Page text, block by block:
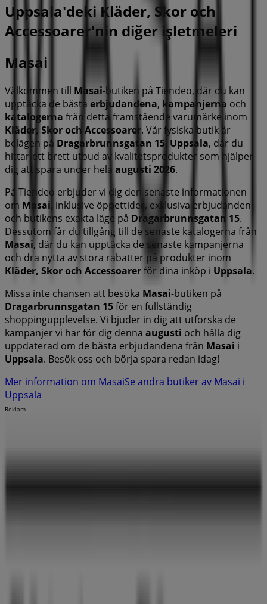
Uppsala'deki Kläder, Skor och
Accessoarer'nin diğer işletmeleri
Masai
Välkommen till Masai-butiken på Tiendeo, där du kan
upptäcka de bästa erbjudandena, kampanjerna och
katalogerna från detta framstående varumärke inom
Kläder, Skor och Accessoarer. Vår fysiska butik är
belägen på Dragarbrunnsgatan 15 Uppsala, där du
hittar ett brett utbud av kvalitetsprodukter som hjälper
dig att spara under hela augusti 2026.
På Tiendeo erbjuder vi dig den senaste informationen
om Masai , inklusive öppettider, exklusiva erbjudanden
och butikens exakta läge på Dragarbrunnsgatan 15.
Dessutom får du tillgång till de senaste katalogerna från
Masai, där du kan upptäcka de senaste kampanjerna
och dra nytta av stora rabatter på produkter inom
Kläder, Skor och Accessoarerför dina inköp i Uppsala.
Missa inte chansen att besöka Masai-butiken på
Dragarbrunnsgatan 15för en fullständig
shoppingupplevelse. Vi bjuder in dig att utforska de
kampanjer vi har för dig denna augusti och hålla dig
uppdaterad om de bästa erbjudandena från Masai i
Uppsala. Besök oss och börja spara redan idag!
Mer information om MasaiSe andra butiker av Masai i
Uppsala
Reklam